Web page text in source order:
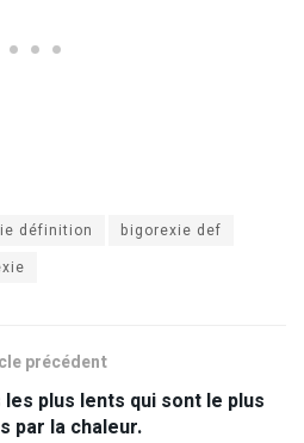
définition
bigorexie def
précédent
plus lents qui sont le plus
par la chaleur.